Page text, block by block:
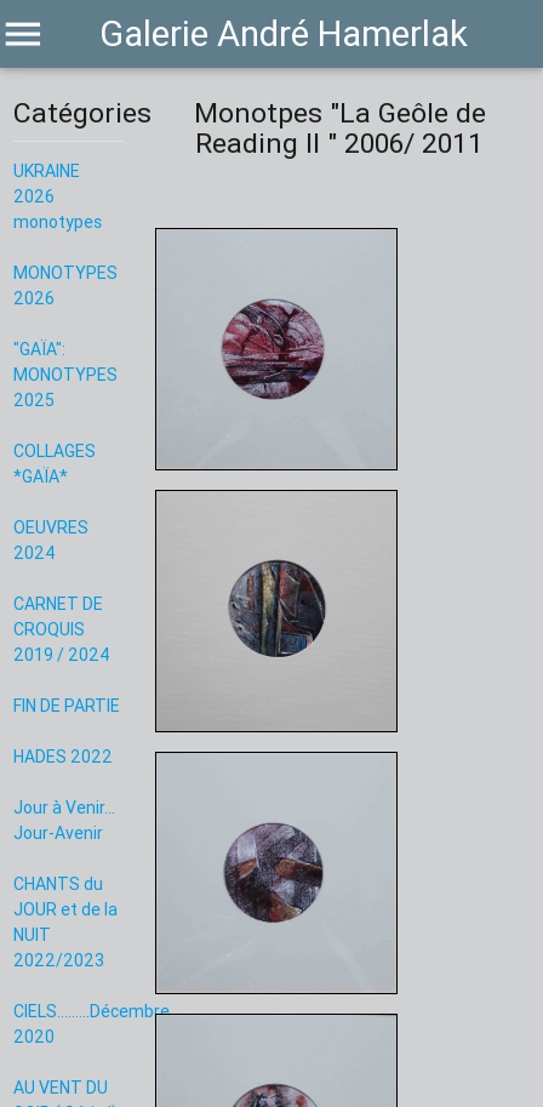
Galerie André Hamerlak
menu
Catégories
UKRAINE
2026
monotypes
MONOTYPES
2026
"GAÏA":
MONOTYPES
2025
COLLAGES
*GAÏA*
OEUVRES
2024
CARNET DE
CROQUIS
2019 / 2024
FIN DE PARTIE
HADES 2022
Jour à Venir...
Jour-Avenir
CHANTS du
JOUR et de la
NUIT
2022/2023
CIELS.........Décembre
2020
AU VENT DU
Monotpes "La Geôle de
Reading II " 2006/ 2011